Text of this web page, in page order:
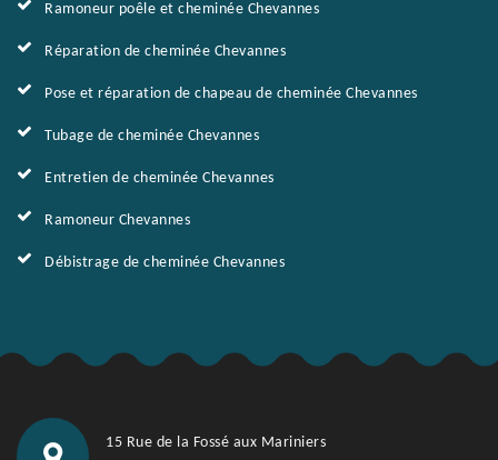
Ramoneur poêle et cheminée Chevannes
Réparation de cheminée Chevannes
Pose et réparation de chapeau de cheminée Chevannes
Tubage de cheminée Chevannes
Entretien de cheminée Chevannes
Ramoneur Chevannes
Débistrage de cheminée Chevannes
15 Rue de la Fossé aux Mariniers